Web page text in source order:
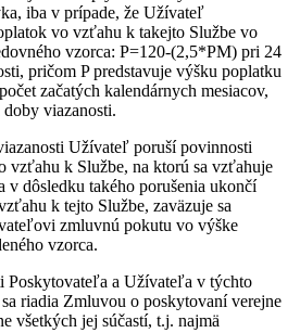
iba v prípade, že Užívateľ
vo vzťahu k takejto Službe vo
vzorca: P=120-(2,5*PM) pri 24
pričom P predstavuje výšku poplatku
začatých kalendárnych mesiacov,
viazanosti.
Užívateľ poruší povinnosti
vzťahu k Službe, na ktorú sa vzťahuje
v dôsledku takého porušenia ukončí
k tejto Službe, zaväzuje sa
zmluvnú pokutu vo výške
vzorca.
Poskytovateľa a Užívateľa v týchto
riadia Zmluvou o poskytovaní verejne
všetkých jej súčastí, t.j. najmä